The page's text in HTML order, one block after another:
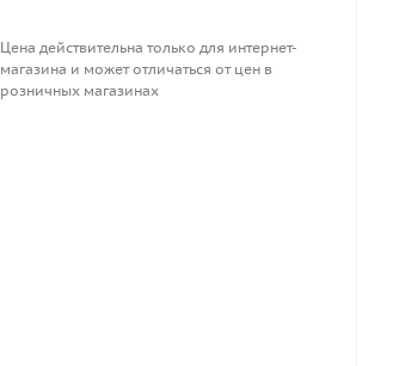
Цена действительна только для интернет-
магазина и может отличаться от цен в
розничных магазинах